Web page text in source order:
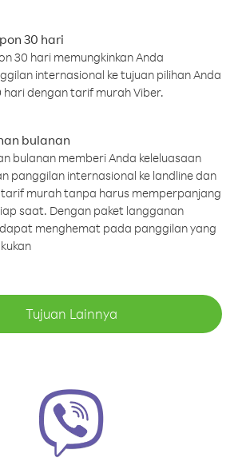
30 hari
30 hari memungkinkan Anda
internasional ke tujuan pilihan Anda
hari dengan tarif murah Viber.
bulanan
bulanan memberi Anda keleluasaan
panggilan internasional ke landline dan
murah tanpa harus memperpanjang
saat. Dengan paket langganan
menghemat pada panggilan yang
Tujuan Lainnya